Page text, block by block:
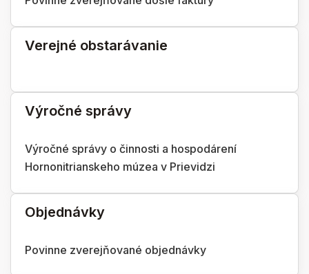
Verejné obstarávanie
Výročné správy
Výročné správy o činnosti a hospodárení
Hornonitrianskeho múzea v Prievidzi
Objednávky
Povinne zverejňované objednávky